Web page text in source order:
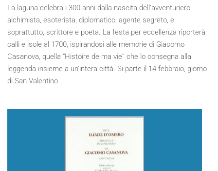
La laguna celebra i 300 anni dalla nascita dell’avventuriero,
alchimista, esoterista, diplomatico, agente segreto, e
soprattutto, scrittore e poeta. La festa per eccellenza riporterà
calli e isole al 1700, ispirandosi alle memorie di Giacomo
Casanova, quella “Histoire de ma vie” che lo consegna alla
leggenda insieme a un’intera città. Si parte il 14 febbraio, giorno
di San Valentino